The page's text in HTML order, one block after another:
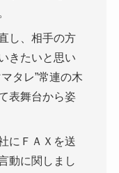
し、相手の方
きたいと思い
タレ”常連の木
表舞台から姿
にＦＡＸを送
動に関しまし